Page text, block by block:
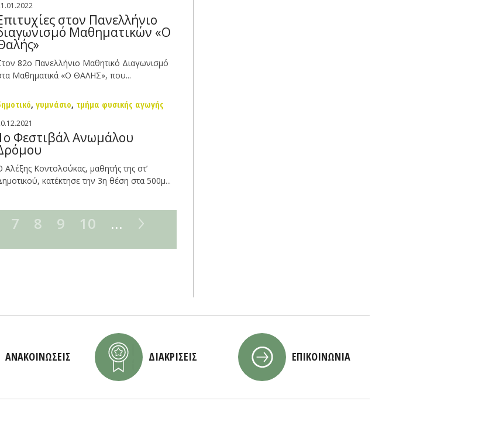
στον Πανελλήνιο
Μαθηματικών «Ο
82ο Πανελλήνιο Μαθητικό Διαγωνισμό
Μαθηματικά «Ο ΘΑΛΗΣ», που...
, γυμνάσιο, τμήμα φυσικής αγωγής
Φεστιβάλ Ανωμάλου
Αλέξης Κοντολούκας, μαθητής της στ’
κατέκτησε την 3η θέση στα 500μ...
7 8 9 10 …
ΑΝΑΚΟΙΝΩΣΕΙΣ ΔΙΑΚΡΙΣΕΙΣ ΕΠΙΚΟΙΝΩΝΙΑ